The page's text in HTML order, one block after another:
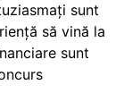
sunt
să vină la
sunt